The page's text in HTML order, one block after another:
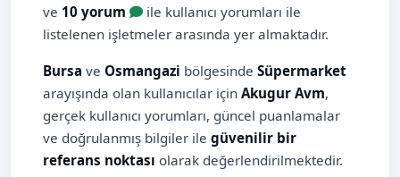
ve 10 yorum
ile kullanıcı yorumları ile
listelenen işletmeler arasında yer almaktadır.
Bursa ve Osmangazi bölgesinde Süpermarket
arayışında olan kullanıcılar için Akugur Avm,
gerçek kullanıcı yorumları, güncel puanlamalar
ve doğrulanmış bilgiler ile güvenilir bir
referans noktası olarak değerlendirilmektedir.